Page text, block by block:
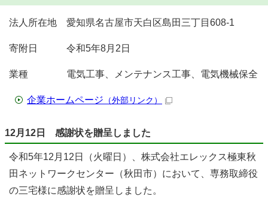
法人所在地 愛知県名古屋市天白区島田三丁目608-1
寄附日 令和5年8月2日
業種 電気工事、メンテナンス工事、電気機械保全
企業ホームページ （外部リンク）
12月12日 感謝状を贈呈しました
令和5年12月12日（火曜日）、株式会社エレックス極東秋
田ネットワークセンター（秋田市）において、専務取締役
の三宅様に感謝状を贈呈しました。